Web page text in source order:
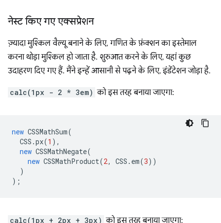
नेस्ट किए गए एक्सप्रेशन
ज़्यादा मुश्किल वैल्यू बनाने के लिए, गणित के फ़ंक्शन का इस्तेमाल
करना थोड़ा मुश्किल हो जाता है. शुरुआत करने के लिए, यहां कुछ
उदाहरण दिए गए हैं. मैंने इन्हें आसानी से पढ़ने के लिए, इंडेंटेशन जोड़ा है.
calc(1px - 2 * 3em) को इस तरह बनाया जाएगा:
new CSSMathSum(
CSS .px(1 ),
new CSSMathNegate(
new CSSMathProduct(2, CSS . em(3))
)
);
calc(1px + 2px + 3px) को इस तरह बनाया जाएगा: